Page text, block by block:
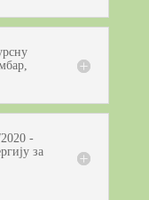
-
за